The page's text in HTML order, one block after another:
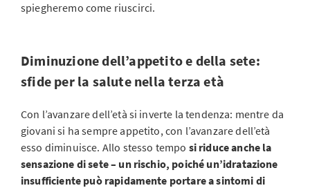
spiegheremo come riuscirci.
Diminuzione dell’appetito e della sete:
sfide per la salute nella terza età
Con l’avanzare dell’età si inverte la tendenza: mentre da
giovani si ha sempre appetito, con l’avanzare dell’età
esso diminuisce. Allo stesso tempo si riduce anche la
sensazione di sete – un rischio, poiché un’idratazione
insufficiente può rapidamente portare a sintomi di